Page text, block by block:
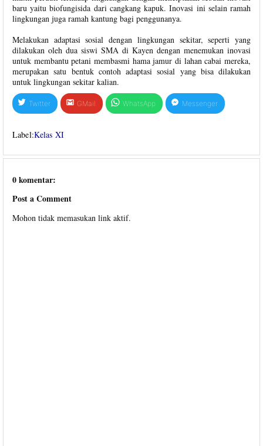
baru yaitu biofungisida dari cangkang kapuk. Inovasi ini selain ramah
lingkungan juga ramah kantung bagi penggunanya.
Melakukan adaptasi sosial dengan lingkungan sekitar, seperti yang
dilakukan oleh dua siswi SMA di Kayen dengan menemukan inovasi
untuk membantu petani membasmi hama jamur di lahan cabai mereka,
merupakan satu bentuk contoh adaptasi sosial yang bisa dilakukan
untuk lingkungan sekitar kalian.
Twitter GMail WhatsApp Messenger
Label:Kelas XI
0 komentar:
Post a Comment
Mohon tidak memasukan link aktif.